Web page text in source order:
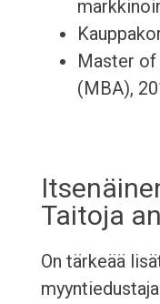
Master
(MBA),
Taitoja
On tärkeää